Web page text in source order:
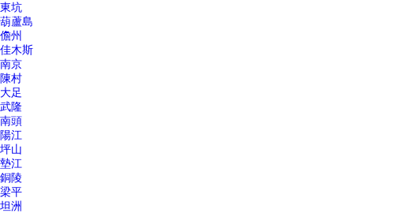
東坑
葫蘆島
儋州
佳木斯
南京
陳村
大足
武隆
南頭
陽江
坪山
墊江
銅陵
梁平
坦洲